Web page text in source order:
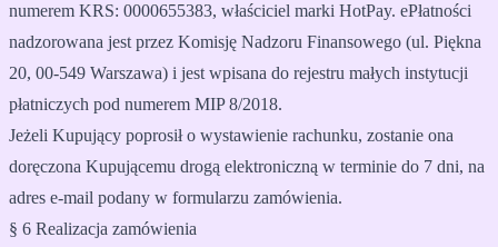
numerem KRS: 0000655383, właściciel marki HotPay. ePłatności
nadzorowana jest przez Komisję Nadzoru Finansowego (ul. Piękna
20, 00-549 Warszawa) i jest wpisana do rejestru małych instytucji
płatniczych pod numerem MIP 8/2018.
Jeżeli Kupujący poprosił o wystawienie rachunku, zostanie ona
doręczona Kupującemu drogą elektroniczną w terminie do 7 dni, na
adres e-mail podany w formularzu zamówienia.
§ 6 Realizacja zamówienia